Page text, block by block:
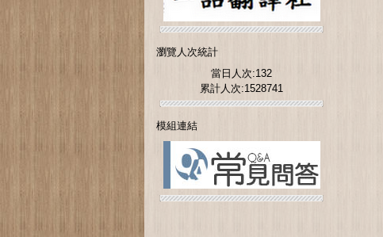
瀏覽人次統計
當日人次:132
累計人次:1528741
模組連結